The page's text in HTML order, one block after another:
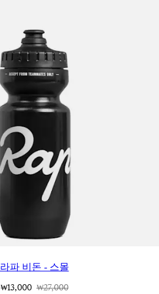
라파 비돈 - 스몰
₩13,000 ₩27,000